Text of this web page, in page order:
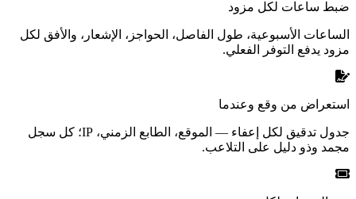
ضبط ساعات لكل مزود
الساعات الأسبوعية، طول الفاصل، الحواجز، الإشعار، والأفق لكل
مزود يدفع التوفر الفعلي.
استعراض من وقع وعندما
جدول تدقيق لكل إعفاء — الموقع، الطابع الزمني، IP؛ كل سجل
مجمد وذو دليل على التلاعب.